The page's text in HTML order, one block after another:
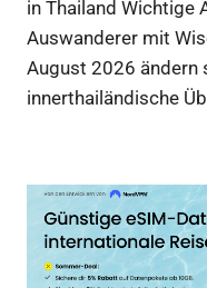
in Thailand Wichtige
Auswanderer mit
August 2026 ändern
innerthailändische